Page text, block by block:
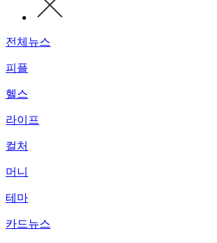
전체뉴스
피플
헬스
라이프
컬처
머니
테마
카드뉴스